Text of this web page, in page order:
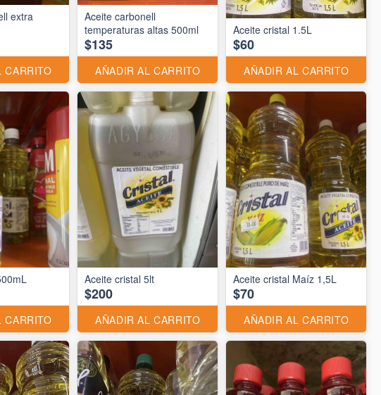
extra
CARRITO
Aceite carbonell
temperaturas altas 500ml
$135
AÑADIR AL CARRITO
Aceite cristal 1.5L
$60
AÑADIR AL CARRITO
CARRITO
Aceite cristal 5lt
$200
AÑADIR AL CARRITO
Aceite cristal Maíz 1,5L
$70
AÑADIR AL CARRITO